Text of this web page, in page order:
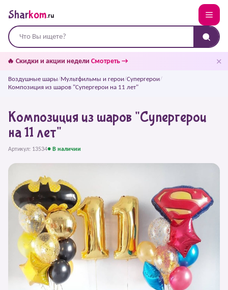
Sharkom.ru
🔥 Скидки и акции недели Смотреть → ✕
Воздушные шары/Мультфильмы и герои/Супергерои/
Композиция из шаров "Супергерои на 11 лет"
Композиция из шаров "Супергерои
на 11 лет"
Артикул: 13534● В наличии